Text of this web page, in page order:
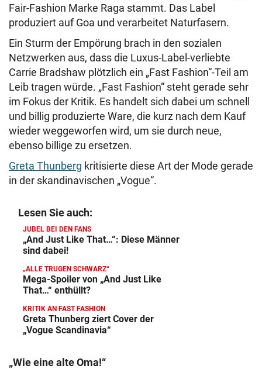
Fair-Fashion Marke Raga stammt. Das Label
produziert auf Goa und verarbeitet Naturfasern.
Ein Sturm der Empörung brach in den sozialen
Netzwerken aus, dass die Luxus-Label-verliebte
Carrie Bradshaw plötzlich ein „Fast Fashion“-Teil am
Leib tragen würde. „Fast Fashion“ steht gerade sehr
im Fokus der Kritik. Es handelt sich dabei um schnell
und billig produzierte Ware, die kurz nach dem Kauf
wieder weggeworfen wird, um sie durch neue,
ebenso billige zu ersetzen.
Greta Thunberg kritisierte diese Art der Mode gerade
in der skandinavischen „Vogue“.
Lesen Sie auch:
JUBEL BEI DEN FANS
„And Just Like That…“: Diese Männer
sind dabei!
„ALLE TRUGEN SCHWARZ“
Mega-Spoiler von „And Just Like
That…“ enthüllt?
KRITIK AN FAST FASHION
Greta Thunberg ziert Cover der
„Vogue Scandinavia“
„Wie eine alte Oma!“